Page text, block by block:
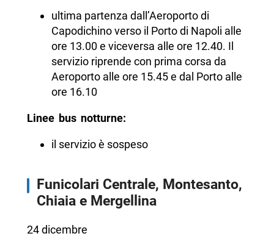
ultima partenza dall’Aeroporto di
Capodichino verso il Porto di Napoli alle
ore 13.00 e viceversa alle ore 12.40. Il
servizio riprende con prima corsa da
Aeroporto alle ore 15.45 e dal Porto alle
ore 16.10
Linee bus notturne:
il servizio è sospeso
Funicolari Centrale, Montesanto,
Chiaia e Mergellina
24 dicembre